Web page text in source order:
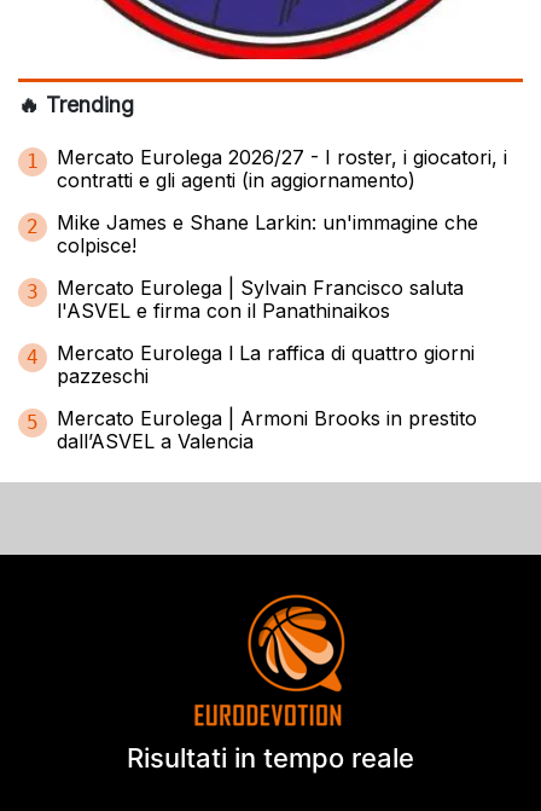
🔥 Trending
1
Mercato Eurolega 2026/27 - I roster, i giocatori, i
contratti e gli agenti (in aggiornamento)
2
Mike James e Shane Larkin: un'immagine che
colpisce!
3
Mercato Eurolega | Sylvain Francisco saluta
l'ASVEL e firma con il Panathinaikos
4
Mercato Eurolega l La raffica di quattro giorni
pazzeschi
5
Mercato Eurolega | Armoni Brooks in prestito
dall’ASVEL a Valencia
Risultati in tempo reale